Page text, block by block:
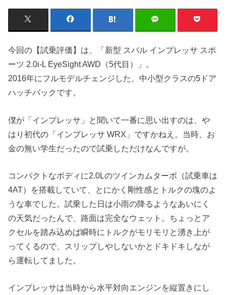
今回の【試乗評価】は、「新型 スバル インプレッサ スポ
ーツ 2.0i-L EyeSight AWD（5代目）」。
2016年にフルモデルチェンジした、中小型クラスの5ドア
ハッチバックです。
僕が「インプレッサ」と聞いて一番に思い出すのは、や
はり初代の「インプレッサ WRX」ですかねえ。当時、お
金の無い学生だったので試乗しただけなんですが。
コンパクトなボディに2.0Lのツインカムターボ（試乗車は
4AT）を搭載していて、とにかく剛性感とトルクの塊のよ
うな車でした。試乗した日は小雨の降るようなあいにく
の天気だったんで、路面は完全なウェット。ちょっとア
クセルを踏み込めば瞬時にトルクがモリモリと湧き上が
ってくるので、スリップしやしないかとドキドキしなが
ら運転してました。
インプレッサは当時から水平対向エンジンを縦置きにし